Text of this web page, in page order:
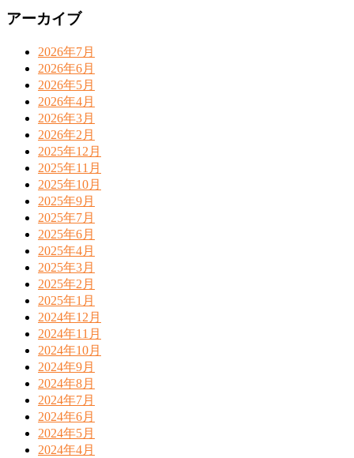
アーカイブ
2026年7月
2026年6月
2026年5月
2026年4月
2026年3月
2026年2月
2025年12月
2025年11月
2025年10月
2025年9月
2025年7月
2025年6月
2025年4月
2025年3月
2025年2月
2025年1月
2024年12月
2024年11月
2024年10月
2024年9月
2024年8月
2024年7月
2024年6月
2024年5月
2024年4月